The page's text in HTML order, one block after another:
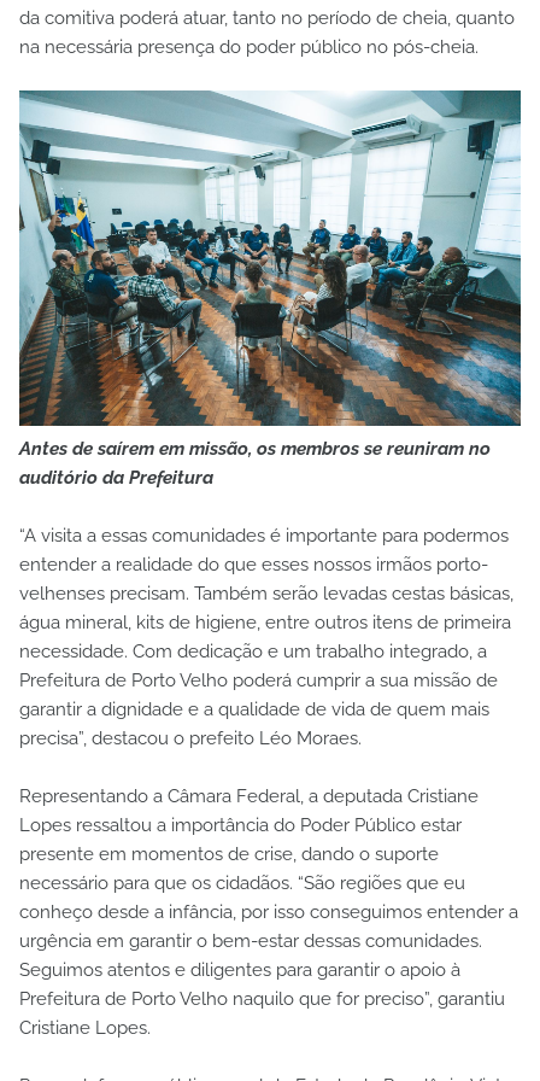
da comitiva poderá atuar, tanto no período de cheia, quanto
na necessária presença do poder público no pós-cheia.
Antes de saírem em missão, os membros se reuniram no
auditório da Prefeitura
“A visita a essas comunidades é importante para podermos
entender a realidade do que esses nossos irmãos porto-
velhenses precisam. Também serão levadas cestas básicas,
água mineral, kits de higiene, entre outros itens de primeira
necessidade. Com dedicação e um trabalho integrado, a
Prefeitura de Porto Velho poderá cumprir a sua missão de
garantir a dignidade e a qualidade de vida de quem mais
precisa”, destacou o prefeito Léo Moraes.
Representando a Câmara Federal, a deputada Cristiane
Lopes ressaltou a importância do Poder Público estar
presente em momentos de crise, dando o suporte
necessário para que os cidadãos. “São regiões que eu
conheço desde a infância, por isso conseguimos entender a
urgência em garantir o bem-estar dessas comunidades.
Seguimos atentos e diligentes para garantir o apoio à
Prefeitura de Porto Velho naquilo que for preciso”, garantiu
Cristiane Lopes.